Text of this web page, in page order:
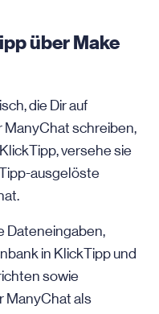
über Make
die Dir auf
ManyChat schreiben,
versehe sie
ausgelöste
Dateneingaben,
in KlickTipp und
sowie
ManyChat als